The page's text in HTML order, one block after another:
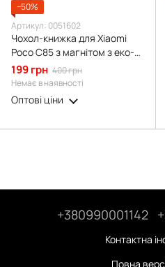
−50%
Артикул: 0051602
Чохол-книжка для Xiaomi
Poco C85 з магнітом з еко-
шкіри з підставкою темно-
зелений
199 грн 400 грн
Немає в наявності
Оптові ціни
+380990001142
Контактна
Повна